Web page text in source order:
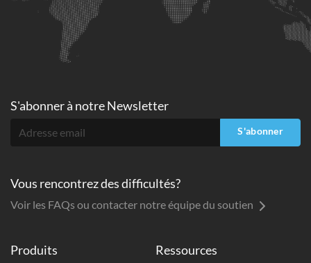
Produits Ressources
S'abonner à notre Newsletter
S'abonner
Vous rencontrez des difficultés?
Voir les FAQs ou contacter notre équipe du soutien